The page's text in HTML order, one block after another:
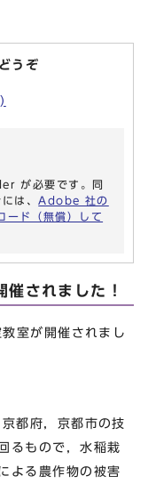
うぞ
が必要です。同
は、 Adobe 社の
ド（無償）して
されました！
室が開催されまし
都府，京都市の技
るもので，水稲栽
よる農作物の被害